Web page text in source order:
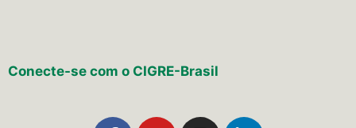
Conecte-se com o CIGRE-Brasil